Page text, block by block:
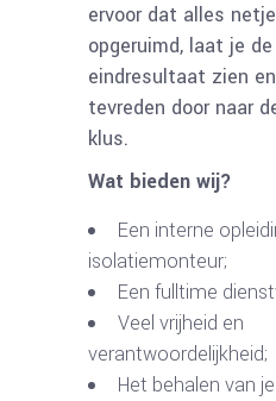
ervoor dat alles
opgeruimd, laat je
eindresultaat zien
tevreden door naar
klus.
Wat bieden wij?
Een interne
isolatiemonteur;
Een fulltime
Veel vrijheid en
verantwoordelijkheid;
Het behalen van